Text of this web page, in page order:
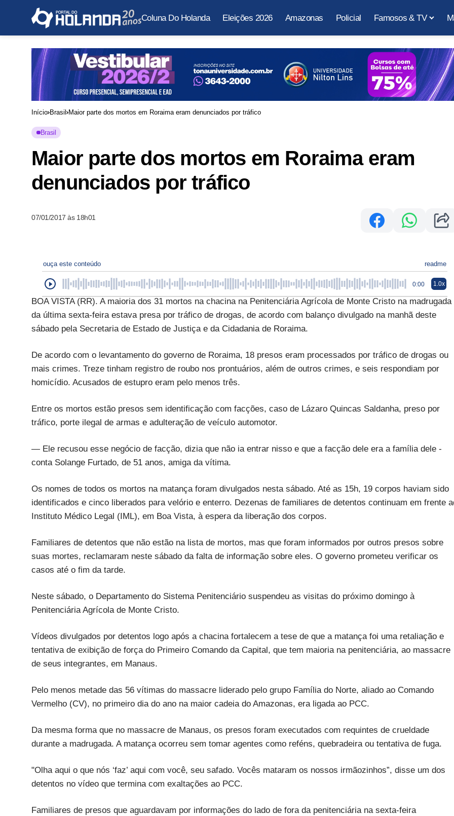
Coluna Do Holanda Eleições 2026 Amazonas Policial Famosos & TV
Início Brasil Maior parte dos mortos em Roraima eram denunciados por tráfico
Brasil
Maior parte dos mortos em Roraima eram
denunciados por tráfico
07/01/2017 às 18h01
ouça este conteúdo readme
0:00 1.0x
BOA VISTA (RR). A maioria dos 31 mortos na chacina na Penitenciária Agrícola de Monte Cristo na madrugada
da última sexta-feira estava presa por tráfico de drogas, de acordo com balanço divulgado na manhã deste
sábado pela Secretaria de Estado de Justiça e da Cidadania de Roraima.
De acordo com o levantamento do governo de Roraima, 18 presos eram processados por tráfico de drogas ou
mais crimes. Treze tinham registro de roubo nos prontuários, além de outros crimes, e seis respondiam por
homicídio. Acusados de estupro eram pelo menos três.
Entre os mortos estão presos sem identificação com facções, caso de Lázaro Quincas Saldanha, preso por
tráfico, porte ilegal de armas e adulteração de veículo automotor.
— Ele recusou esse negócio de facção, dizia que não ia entrar nisso e que a facção dele era a família dele -
conta Solange Furtado, de 51 anos, amiga da vítima.
Os nomes de todos os mortos na matança foram divulgados nesta sábado. Até as 15h, 19 corpos haviam sido
identificados e cinco liberados para velório e enterro. Dezenas de familiares de detentos continuam em frente
Instituto Médico Legal (IML), em Boa Vista, à espera da liberação dos corpos.
Familiares de detentos que não estão na lista de mortos, mas que foram informados por outros presos sobre
suas mortes, reclamaram neste sábado da falta de informação sobre eles. O governo prometeu verificar os
casos até o fim da tarde.
Neste sábado, o Departamento do Sistema Penitenciário suspendeu as visitas do próximo domingo à
Penitenciária Agrícola de Monte Cristo.
Vídeos divulgados por detentos logo após a chacina fortalecem a tese de que a matança foi uma retaliação e
tentativa de exibição de força do Primeiro Comando da Capital, que tem maioria na penitenciária, ao massacre
de seus integrantes, em Manaus.
Pelo menos metade das 56 vítimas do massacre liderado pelo grupo Família do Norte, aliado ao Comando
Vermelho (CV), no primeiro dia do ano na maior cadeia do Amazonas, era ligada ao PCC.
Da mesma forma que no massacre de Manaus, os presos foram executados com requintes de crueldade
durante a madrugada. A matança ocorreu sem tomar agentes como reféns, quebradeira ou tentativa de fuga.
"Olha aqui o que nós ‘faz’ aqui com você, seu safado. Vocês mataram os nossos irmãozinhos”, disse um dos
detentos no vídeo que termina com exaltações ao PCC.
Familiares de presos que aguardavam por informações do lado de fora da penitenciária na sexta-feira